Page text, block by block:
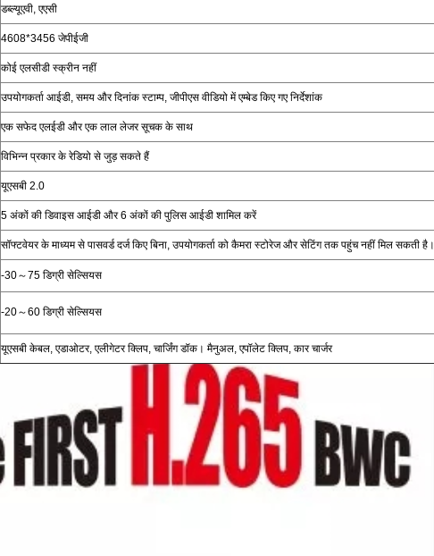
डब्ल्यूएवी, एएसी
4608*3456 जेपीईजी
कोई एलसीडी स्क्रीन नहीं
उपयोगकर्ता आईडी, समय और दिनांक स्टाम्प, जीपीएस वीडियो में एम्बेड किए गए निर्देशांक
एक सफेद एलईडी और एक लाल लेजर सूचक के साथ
विभिन्न प्रकार के रेडियो से जुड़ सकते हैं
यूएसबी 2.0
5 अंकों की डिवाइस आईडी और 6 अंकों की पुलिस आईडी शामिल करें
सॉफ्टवेयर के माध्यम से पासवर्ड दर्ज किए बिना, उपयोगकर्ता को कैमरा स्टोरेज और सेटिंग तक पहुंच नहीं मिल सकती है।
-30～75 डिग्री सेल्सियस
-20～60 डिग्री सेल्सियस
यूएसबी केबल, एडाओटर, एलीगेटर क्लिप, चार्जिंग डॉक। मैनुअल, एपॉलेट क्लिप, कार चार्जर